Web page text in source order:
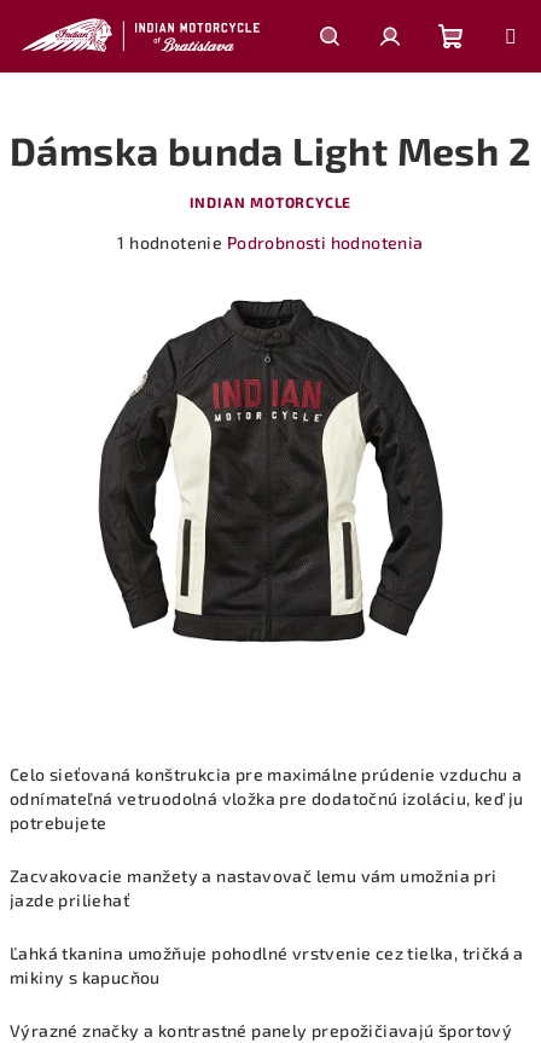
obsah
HľadaťPrihlásenie
košík
Celo sieťovaná konštrukcia pre maximálne prúdenie vzduchu a
odnímateľná vetruodolná vložka pre dodatočnú izoláciu, keď ju
potrebujete
Zacvakovacie manžety a nastavovač lemu vám umožnia pri
jazde priliehať
Ľahká tkanina umožňuje pohodlné vrstvenie cez tielka, tričká a
mikiny s kapucňou
Výrazné značky a kontrastné panely prepožičiavajú športový
Dámska bunda Light Mesh 2
INDIAN MOTORCYCLE
Priemerné
hviezdičiek.
1 hodnotenie Podrobnosti hodnotenia